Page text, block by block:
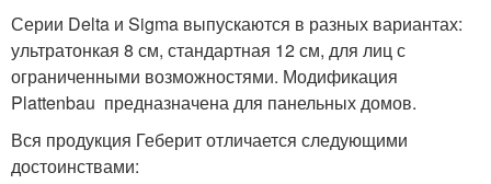
Серии Delta и Sigma выпускаются в разных вариантах:
ультратонкая 8 см, стандартная 12 см, для лиц с
ограниченными возможностями. Модификация
Plattenbau предназначена для панельных домов.
Вся продукция Геберит отличается следующими
достоинствами: